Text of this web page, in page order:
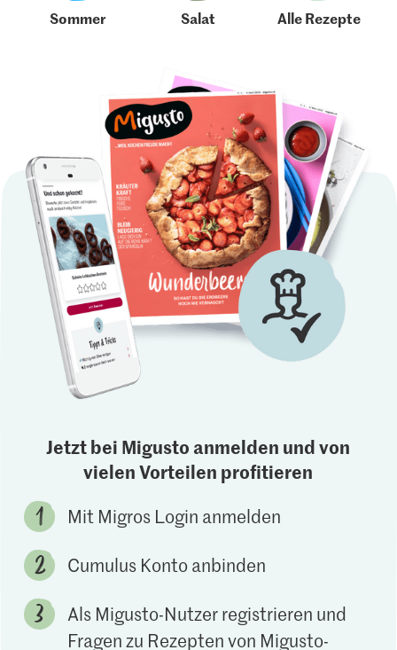
Sommer Salat Alle Rezepte
Jetzt bei Migusto anmelden und von
vielen Vorteilen profitieren
Mit Migros Login anmelden
Cumulus Konto anbinden
Als Migusto-Nutzer registrieren und
Fragen zu Rezepten von Migusto-